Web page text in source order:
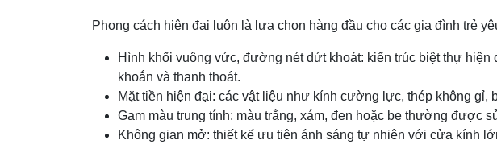
Phong cách hiện đại luôn là lựa chọn hàng đầu cho các gia đình trẻ
Hình khối vuông vức, đường nét dứt khoát: kiến trúc biệt thự
khoắn và thanh thoát.
Mặt tiền hiện đại: các vật liệu như kính cường lực, thép không
Gam màu trung tính: màu trắng, xám, đen hoặc be thường được
Không gian mở: thiết kế ưu tiên ánh sáng tự nhiên với cửa kính